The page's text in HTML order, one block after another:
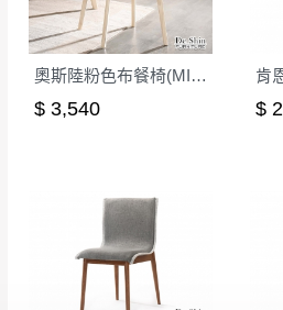
奧斯陸粉色布餐椅(MI-966)
$ 3,540 $